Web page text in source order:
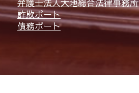
弁護士法人大地総合法律事務所
詐欺ポート
債務ポート